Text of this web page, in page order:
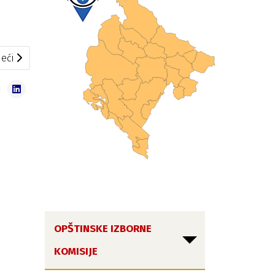
članak: Saziv za 187. sjednicu
OPŠTINSKE IZBORNE
KOMISIJE